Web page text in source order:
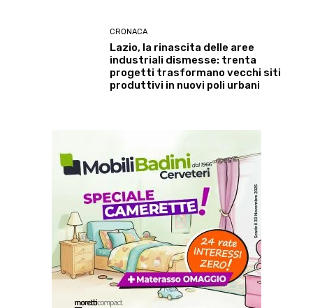
CRONACA
Lazio, la rinascita delle aree
industriali dismesse: trenta
progetti trasformano vecchi siti
produttivi in nuovi poli urbani